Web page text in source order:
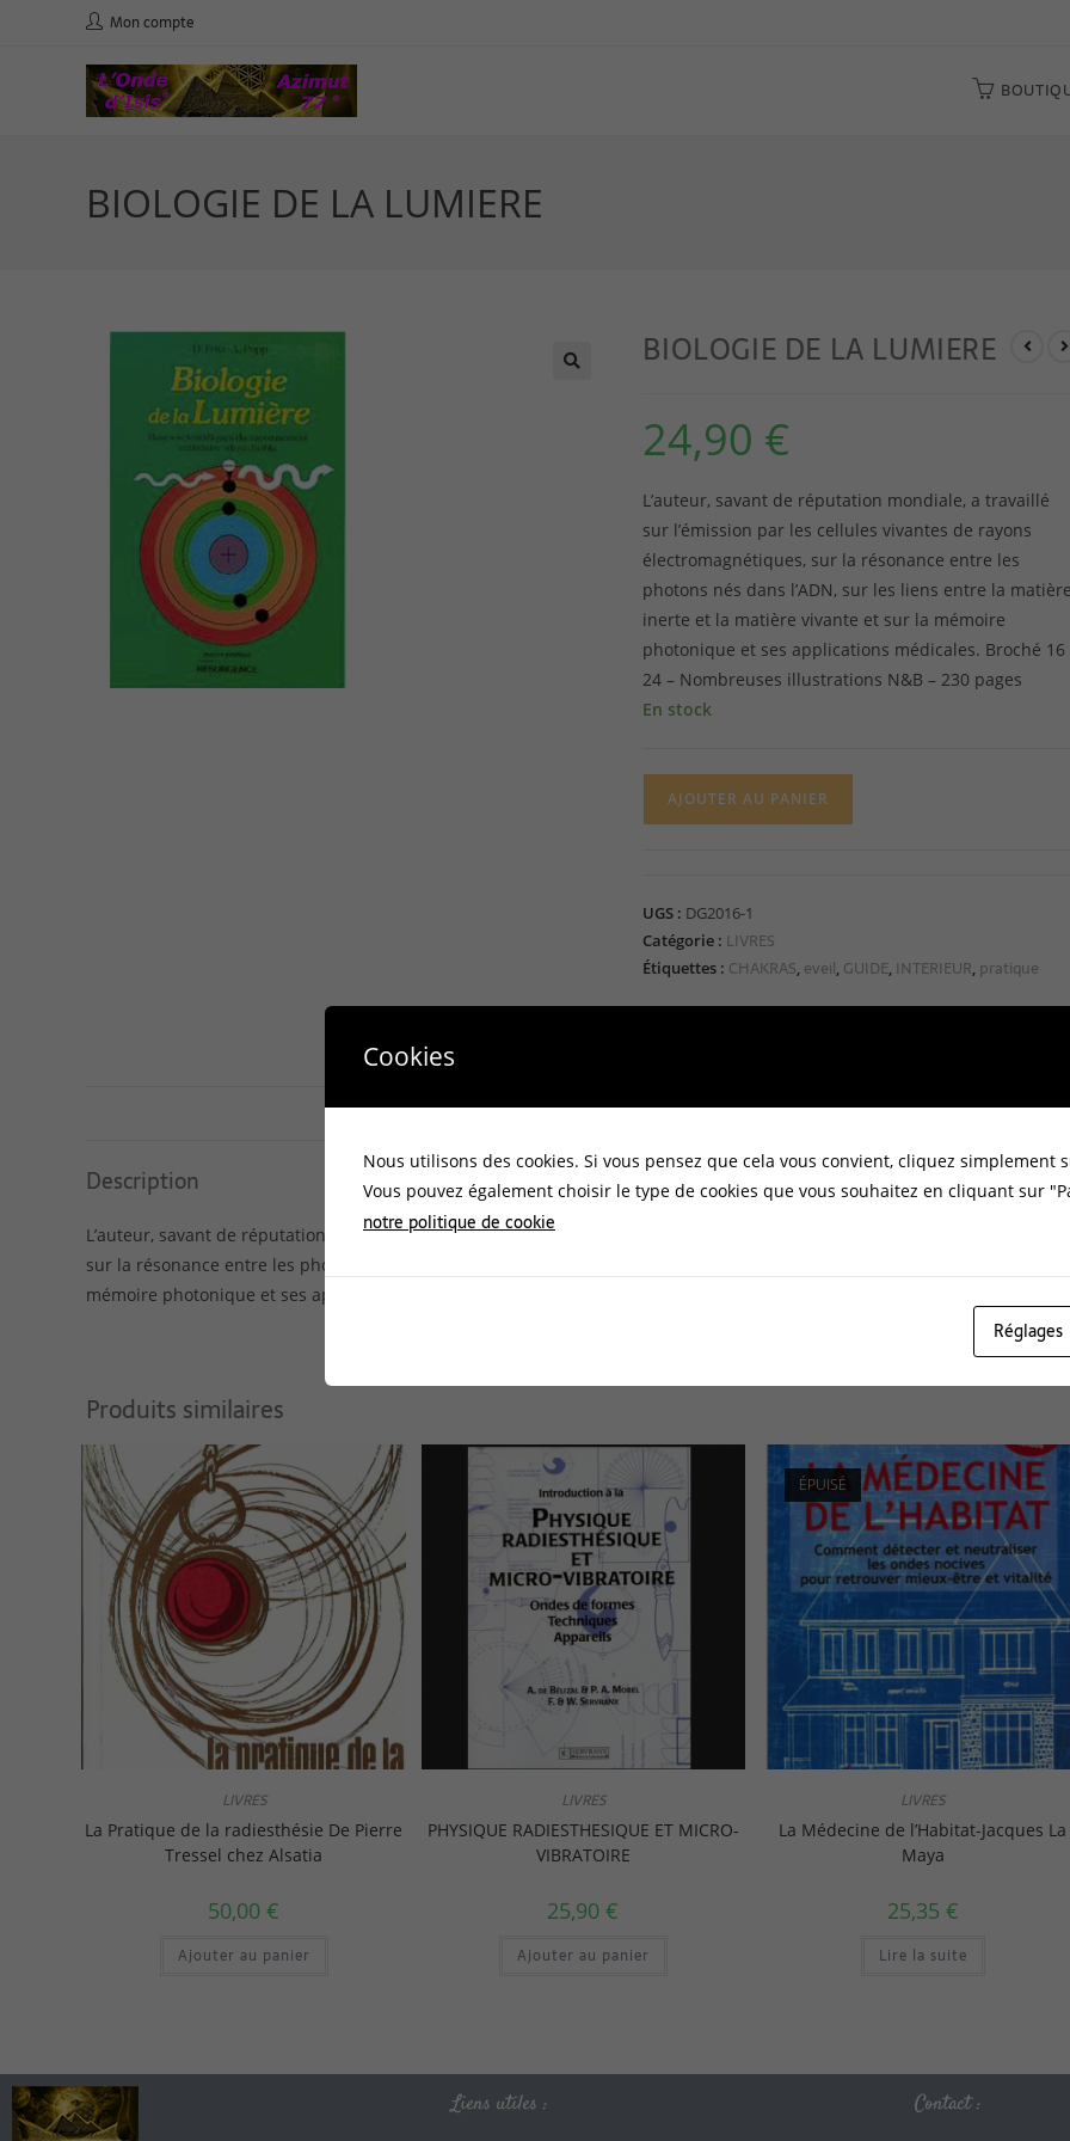
Mon compte
BIOLOGIE DE LA LUMIERE
BIOLOGIE DE LA LUMIERE
24,90 €
L’auteur, savant de réputation mondiale, a travaillé
sur l’émission par les cellules vivantes de rayons
électromagnétiques, sur la résonance entre les
photons nés dans l’ADN, sur les liens entre la matière
inerte et la matière vivante et sur la mémoire
photonique et ses applications médicales. Broché 16
24 – Nombreuses illustrations N&B – 230 pages
En stock
AJOUTER AU PANIER
UGS : DG2016-1
Catégorie : LIVRES
Étiquettes : CHAKRAS, eveil, GUIDE, INTERIEUR, pratique
DESCRIPTION INFORMATIONS COMPLÉMENTAIRES AVIS (0)
Description
L’auteur, savant de réputation mondiale, a travaillé sur l’émission par les cellules vivantes de rayons électromagnétiques,
sur la résonance entre les photons nés dans l’ADN, sur les liens entre la matière inerte et la matière vivante et sur la
mémoire photonique et ses applications médicales. Broché 16 x 24 – Nombreuses illustrations N&B – 230 pages
Produits similaires
LIVRES
La Pratique de la radiesthésie De Pierre
Tressel chez Alsatia
50,00€
Ajouter au panier
LIVRES
PHYSIQUE RADIESTHESIQUE ET MICRO-
VIBRATOIRE
25,90€
Ajouter au panier
ÉPUISÉ
LIVRES
La Médecine de l’Habitat-Jacques La
Maya
25,35 €
Lire la suite
Liens utiles : Contact :
Cookies
Nous utilisons des cookies. Si vous pensez que cela vous convient, cliquez simplement
Vous pouvez également choisir le type de cookies que vous souhaitez en cliquant sur
notre politique de cookie
Réglages